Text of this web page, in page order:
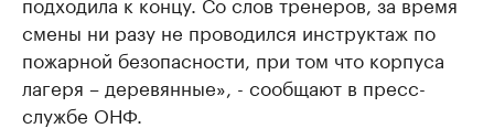
смены ни разу не проводился инструктаж по
пожарной безопасности, при том что корпуса
лагеря – деревянные», - сообщают в пресс-
службе ОНФ.